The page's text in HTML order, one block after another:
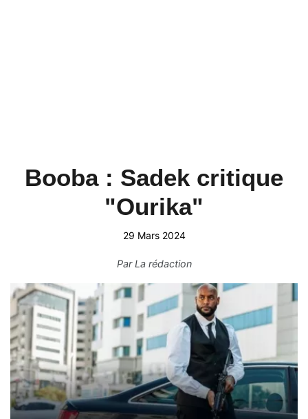
Booba : Sadek critique
"Ourika"
29 Mars 2024
ParLa rédaction